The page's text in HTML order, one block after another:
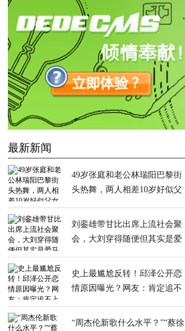
最新新闻
49岁张庭和老公林瑞阳巴黎街
头热舞，两人相差10岁好似父
刘銮雄带甘比出席上流社会聚
会，大刘穿得随便但其实是爱
史上最尴尬反转！邱泽公开恋
情原因曝光？网友：肯定追不
“周杰伦新歌什么水平？”“蔡徐